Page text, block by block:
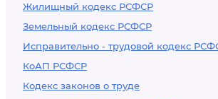
Жилищный кодекс РСФСР
Земельный кодекс РСФСР
Исправительно - трудовой кодекс
КоАП РСФСР
Кодекс законов о труде